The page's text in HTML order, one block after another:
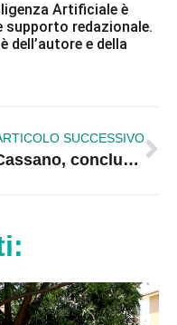
Artificiale è
redazionale.
dell’autore e della
SUCCESSIVO
Cassano, concluso il progetto “Amiamo il mare”: posizionato il cestello Seabin per aspirare la plastica